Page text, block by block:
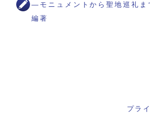
―モニュメントから聖地巡礼
編著
プラ